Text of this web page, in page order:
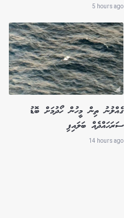
5 hours ago
ގެއްލުނު ތިން މީހުން ހޯދުމަށް ބޮޑު
ސަރަހައްދެއް ބަލައިފި
14 hours ago